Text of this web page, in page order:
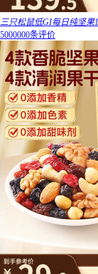
三只松鼠低GI每日纯坚果
5000000条评价